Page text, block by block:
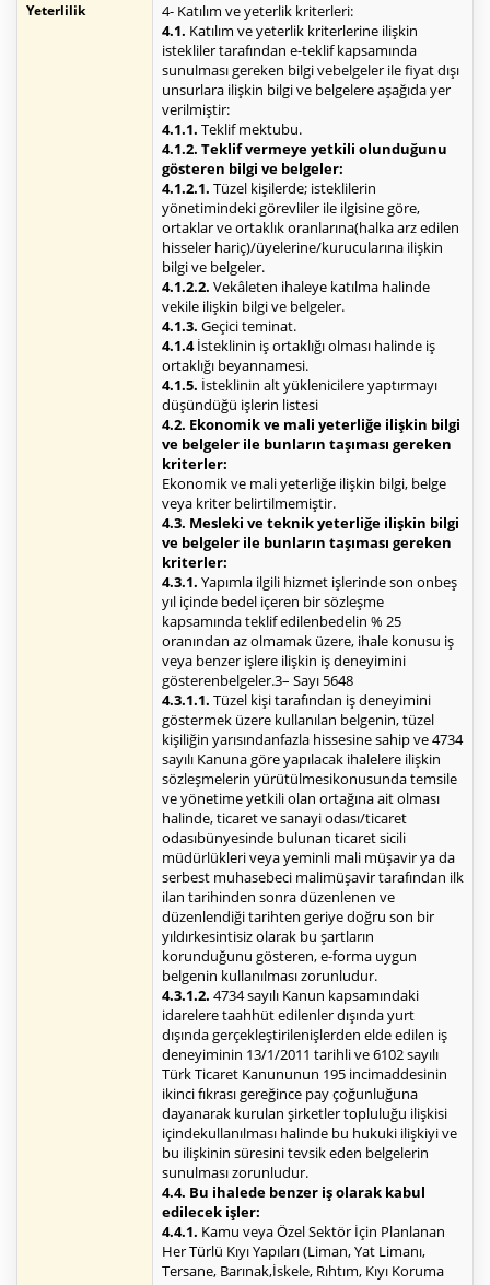
Yeterlilik
4- Katılım ve yeterlik kriterleri:
4.1. Katılım ve yeterlik kriterlerine ilişkin
istekliler tarafından e-teklif kapsamında
sunulması gereken bilgi vebelgeler ile fiyat dışı
unsurlara ilişkin bilgi ve belgelere aşağıda yer
verilmiştir:
4.1.1. Teklif mektubu.
4.1.2. Teklif vermeye yetkili olunduğunu
gösteren bilgi ve belgeler:
4.1.2.1. Tüzel kişilerde; isteklilerin
yönetimindeki görevliler ile ilgisine göre,
ortaklar ve ortaklık oranlarına(halka arz edilen
hisseler hariç)/üyelerine/kurucularına ilişkin
bilgi ve belgeler.
4.1.2.2. Vekâleten ihaleye katılma halinde
vekile ilişkin bilgi ve belgeler.
4.1.3. Geçici teminat.
4.1.4İsteklinin iş ortaklığı olması halinde iş
ortaklığı beyannamesi.
4.1.5. İsteklinin alt yüklenicilere yaptırmayı
düşündüğü işlerin listesi
4.2. Ekonomik ve mali yeterliğe ilişkin bilgi
ve belgeler ile bunların taşıması gereken
kriterler:
Ekonomik ve mali yeterliğe ilişkin bilgi, belge
veya kriter belirtilmemiştir.
4.3. Mesleki ve teknik yeterliğe ilişkin bilgi
ve belgeler ile bunların taşıması gereken
kriterler:
4.3.1. Yapımla ilgili hizmet işlerinde son onbeş
yıl içinde bedel içeren bir sözleşme
kapsamında teklif edilenbedelin % 25
oranından az olmamak üzere, ihale konusu iş
veya benzer işlere ilişkin iş deneyimini
gösterenbelgeler.3– Sayı 5648
4.3.1.1. Tüzel kişi tarafından iş deneyimini
göstermek üzere kullanılan belgenin, tüzel
kişiliğin yarısındanfazla hissesine sahip ve 4734
sayılı Kanuna göre yapılacak ihalelere ilişkin
sözleşmelerin yürütülmesikonusunda temsile
ve yönetime yetkili olan ortağına ait olması
halinde, ticaret ve sanayi odası/ticaret
odasıbünyesinde bulunan ticaret sicili
müdürlükleri veya yeminli mali müşavir ya da
serbest muhasebeci malimüşavir tarafından ilk
ilan tarihinden sonra düzenlenen ve
düzenlendiği tarihten geriye doğru son bir
yıldırkesintisiz olarak bu şartların
korunduğunu gösteren, e-forma uygun
belgenin kullanılması zorunludur.
4.3.1.2. 4734 sayılı Kanun kapsamındaki
idarelere taahhüt edilenler dışında yurt
dışında gerçekleştirilenişlerden elde edilen iş
deneyiminin 13/1/2011 tarihli ve 6102 sayılı
Türk Ticaret Kanununun 195 incimaddesinin
ikinci fıkrası gereğince pay çoğunluğuna
dayanarak kurulan şirketler topluluğu ilişkisi
içindekullanılması halinde bu hukuki ilişkiyi ve
bu ilişkinin süresini tevsik eden belgelerin
sunulması zorunludur.
4.4. Bu ihalede benzer iş olarak kabul
edilecek işler:
4.4.1. Kamu veya Özel Sektör İçin Planlanan
Her Türlü Kıyı Yapıları (Liman, Yat Limanı,
Tersane, Barınak,İskele, Rıhtım, Kıyı Koruma